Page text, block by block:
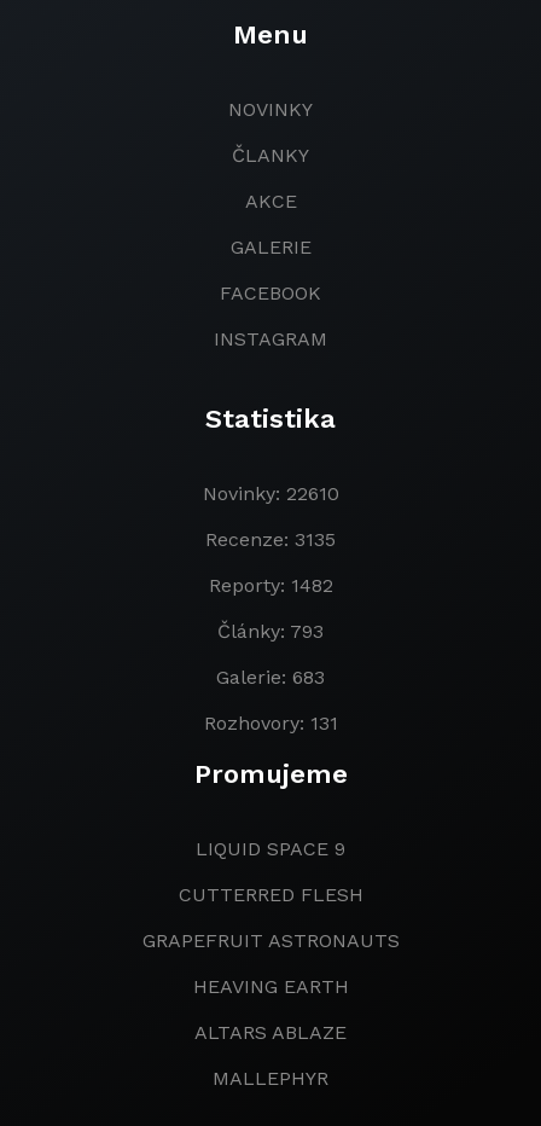
Menu
NOVINKY
ČLANKY
AKCE
GALERIE
FACEBOOK
INSTAGRAM
Statistika
Novinky: 22610
Recenze: 3135
Reporty: 1482
Články: 793
Galerie: 683
Rozhovory: 131
Promujeme
LIQUID SPACE 9
CUTTERRED FLESH
GRAPEFRUIT ASTRONAUTS
HEAVING EARTH
ALTARS ABLAZE
MALLEPHYR